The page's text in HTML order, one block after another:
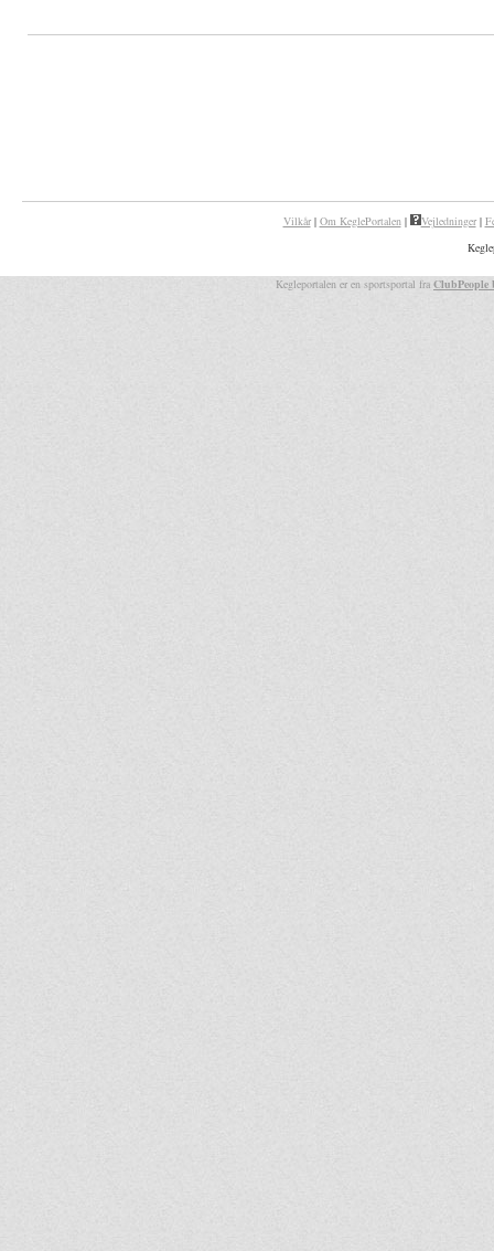
Vilkår| Om KeglePortalen| Vejledninger|
Kegleportalen er en sportsportal fra ClubPeople